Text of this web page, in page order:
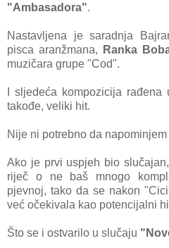
"Ambasadora".
Nastavljena je saradnja
pisca aranžmana,
Ranka
muzičara grupe "Cod".
I sljedeća kompozicija
takođe, veliki hit.
Nije ni potrebno da
Ako je prvi uspjeh bio
riječ o ne baš mnogo
pjevnoj, tako da se nakon
već očekivala kao potencijalni
Što se i ostvarilo u slučaju